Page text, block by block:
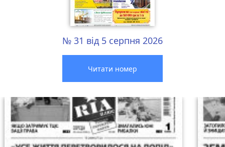
№ 31 від 5 серпня 2026
Читати номер